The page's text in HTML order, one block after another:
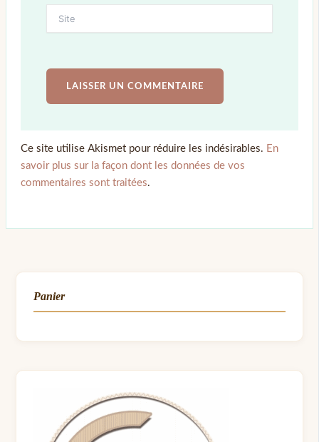
Ce site utilise Akismet pour réduire les indésirables. En
savoir plus sur la façon dont les données de vos
commentaires sont traitées.
Panier